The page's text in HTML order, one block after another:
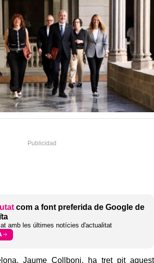
com a font preferida de Google de
amb les últimes notícies d'actualitat
Jaume Collboni, ha tret pit aquest